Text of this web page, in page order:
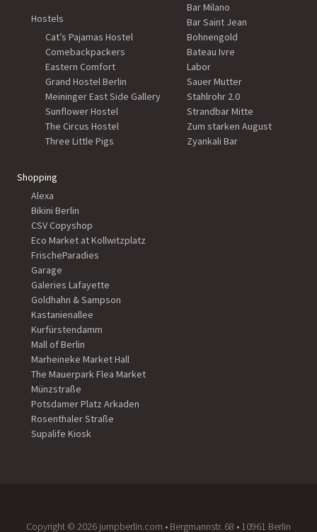
Hostels
Cat’s Pajamas Hostel
Comebackpackers
Eastern Comfort
Grand Hostel Berlin
Meininger East Side Gallery
Sunflower Hostel
The Circus Hostel
Three Little Pigs
Bar Milano
Bar Saint Jean
Bohnengold
Bateau Ivre
Labor
Sauer Mutter
Stahlrohr 2.0
Strandbar Mitte
Zum starken August
Zyankali Bar
Shopping
Alexa
Bikini Berlin
CSV Copyshop
Eco Market at Kollwitzplatz
FrischeParadies
Garage
Galeries Lafayette
Goldhahn & Sampson
Kastanienallee
Kurfürstendamm
Mall of Berlin
Marheineke Market Hall
The Mauerpark Flea Market
Münzstraße
Potsdamer Platz Arkaden
Rosenthaler Straße
Supalife Kiosk
Copyright ©️ 2026 jumpberlin.com • Bergmannstr. 68 • 10961 Berlin